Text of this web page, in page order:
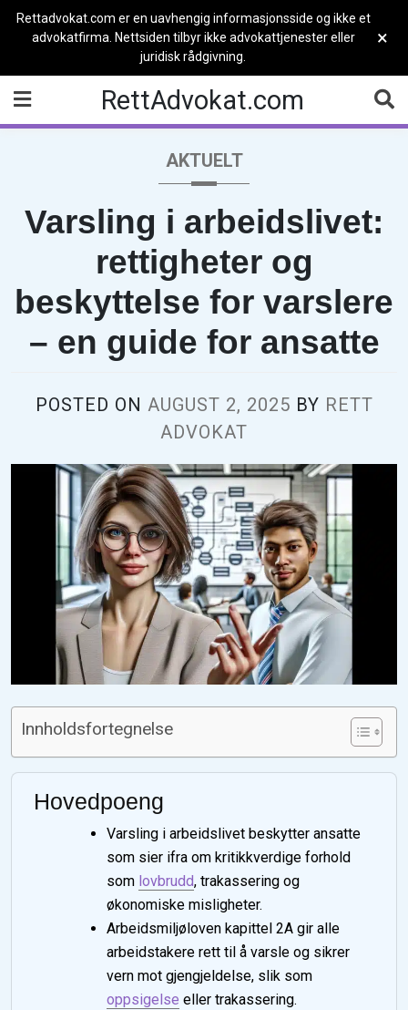
Rettadvokat.com er en uavhengig informasjonsside og ikke et
advokatfirma. Nettsiden tilbyr ikke advokattjenester eller
juridisk rådgivning.
×
content
RettAdvokat.com
AKTUELT
Varsling i arbeidslivet:
rettigheter og
beskyttelse for varslere
– en guide for ansatte
POSTED ON AUGUST 2, 2025 BY RETT
ADVOKAT
Innholdsfortegnelse
Hovedpoeng
Varsling i arbeidslivet beskytter ansatte
som sier ifra om kritikkverdige forhold
som lovbrudd, trakassering og
økonomiske misligheter.
Arbeidsmiljøloven kapittel 2A gir alle
arbeidstakere rett til å varsle og sikrer
vern mot gjengjeldelse, slik som
oppsigelse eller trakassering.